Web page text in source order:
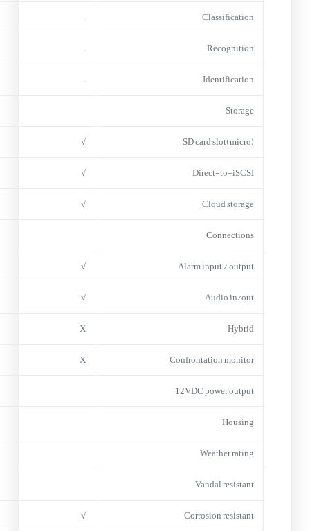
Classification
–
Recognition
–
Identification
–
Storage
(micro)SD card slot
√
Direct-to-iSCSI
√
Cloud storage
√
Connections
Alarm input / output
√
Audio in/out
√
Hybrid
X
Confrontation monitor
X
12VDC power output
Housing
Weather rating
Vandal resistant
Corrosion resistant
√